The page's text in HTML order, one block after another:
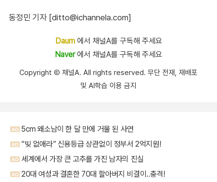
동정민 기자 [ditto@ichannela.com]
Daum에서 채널A를 구독해 주세요
Naver에서 채널A를 구독해 주세요
Copyright Ⓒ 채널A. All rights reserved. 무단 전재, 재배포
및 AI학습 이용 금지